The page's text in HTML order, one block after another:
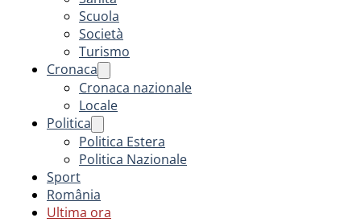
Scuola
Società
Turismo
Cronaca
Cronaca nazionale
Locale
Politica
Politica Estera
Politica Nazionale
Sport
România
Ultima ora